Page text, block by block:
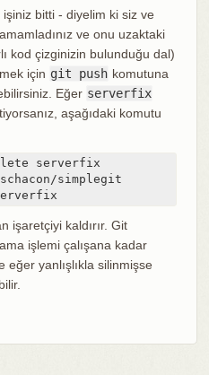
bitti - diyelim ki siz ve
ve onu uzaktaki
kod çizginizin bulunduğu dal)
için git push komutuna
Eğer serverfix
aşağıdaki komutu
serverfix
simplegit
işaretçiyi kaldırır. Git
işlemi çalışana kadar
yanlışlıkla silinmişse